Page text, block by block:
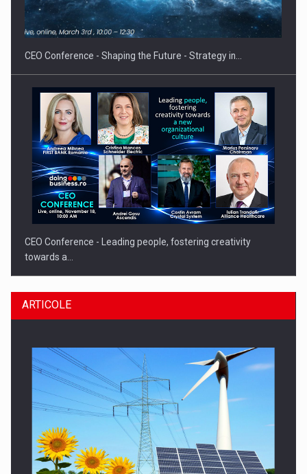
Hard Enduro Piatra Craiului 2026, fueled by benzinariile RO…
CEO Conference - Shaping the Future - Strategy in…
CEO Conference - Leading people, fostering creativity
towards a…
CEO Conference - Shaping The Future - Technology and…
ARTICOLE